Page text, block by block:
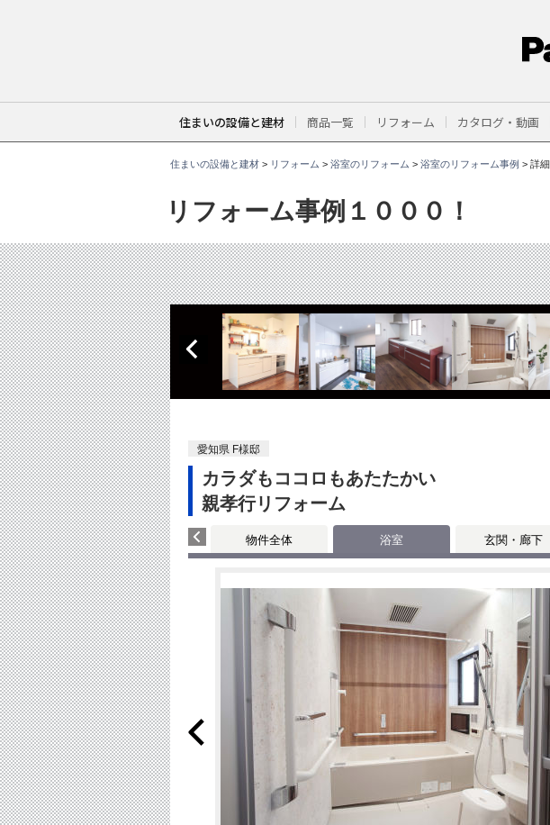
住まいの設備と建材 商品一覧 リフォーム カタログ・動画
住まいの設備と建材> リフォーム > 浴室のリフォーム > 浴室のリフォーム事例 > 詳細
リフォーム事例１０００！
。
愛知県 F様邸
カラダもココロもあたたかい
親孝行リフォーム
物件全体 浴室 玄関・廊下